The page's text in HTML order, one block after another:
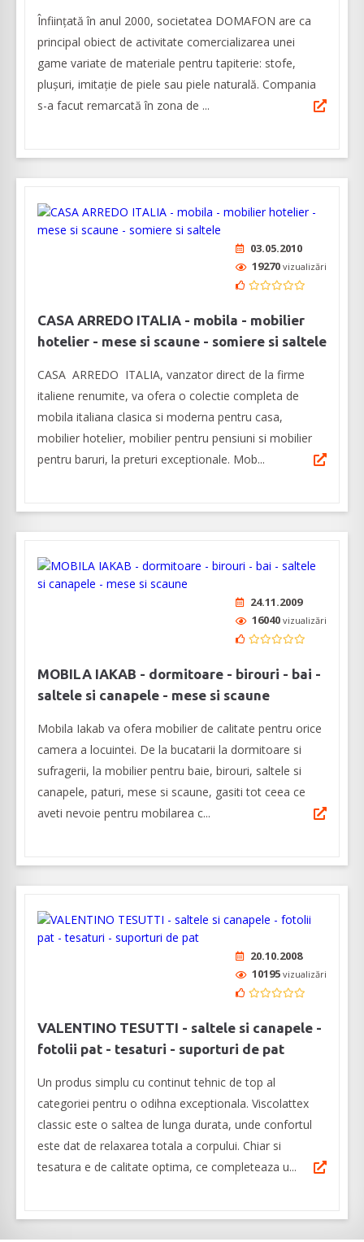
Înființată în anul 2000, societatea DOMAFON are ca
principal obiect de activitate comercializarea unei
game variate de materiale pentru tapiterie: stofe,
plușuri, imitație de piele sau piele naturală. Compania
s-a facut remarcată în zona de ...
03.05.2010
19270 vizualizări
CASA ARREDO ITALIA - mobila - mobilier
hotelier - mese si scaune - somiere si saltele
CASA ARREDO ITALIA, vanzator direct de la firme
italiene renumite, va ofera o colectie completa de
mobila italiana clasica si moderna pentru casa,
mobilier hotelier, mobilier pentru pensiuni si mobilier
pentru baruri, la preturi exceptionale. Mob...
24.11.2009
16040 vizualizări
MOBILA IAKAB - dormitoare - birouri - bai -
saltele si canapele - mese si scaune
Mobila Iakab va ofera mobilier de calitate pentru orice
camera a locuintei. De la bucatarii la dormitoare si
sufragerii, la mobilier pentru baie, birouri, saltele si
canapele, paturi, mese si scaune, gasiti tot ceea ce
aveti nevoie pentru mobilarea c...
20.10.2008
10195 vizualizări
VALENTINO TESUTTI - saltele si canapele -
fotolii pat - tesaturi - suporturi de pat
Un produs simplu cu continut tehnic de top al
categoriei pentru o odihna exceptionala. Viscolattex
classic este o saltea de lunga durata, unde confortul
este dat de relaxarea totala a corpului. Chiar si
tesatura e de calitate optima, ce completeaza u...